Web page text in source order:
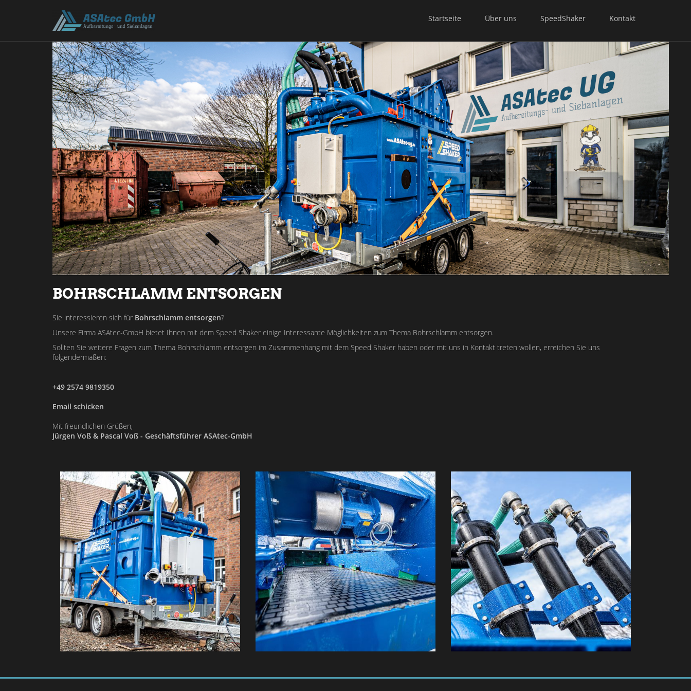
Startseite Über uns SpeedShaker Kontakt
BOHRSCHLAMM ENTSORGEN
Sie interessieren sich für Bohrschlamm entsorgen?
Unsere Firma ASAtec-GmbH bietet Ihnen mit dem Speed Shaker einige Interessante Möglichkeiten zum Thema Bohrschlamm entsorgen.
Sollten Sie weitere Fragen zum Thema Bohrschlamm entsorgen im Zusammenhang mit dem Speed Shaker haben oder mit uns in Kontakt treten wollen, erreichen Sie uns
folgendermaßen:
+49 2574 9819350
Email schicken
Mit freundlichen Grüßen,
Jürgen Voß & Pascal Voß - Geschäftsführer ASAtec-GmbH